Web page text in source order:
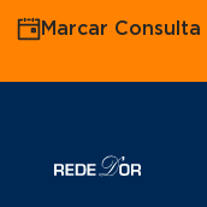
Marcar Consulta